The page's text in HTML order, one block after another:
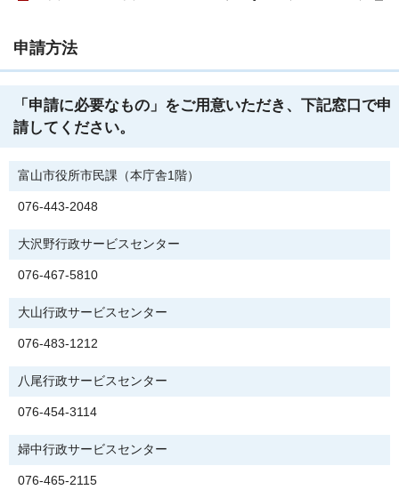
申請方法
「申請に必要なもの」をご用意いただき、下記窓口で申
請してください。
富山市役所市民課（本庁舎1階）
076-443-2048
大沢野行政サービスセンター
076-467-5810
大山行政サービスセンター
076-483-1212
八尾行政サービスセンター
076-454-3114
婦中行政サービスセンター
076-465-2115